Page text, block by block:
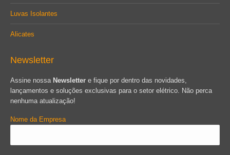
Luvas Isolantes
Alicates
Newsletter
Assine nossa Newsletter e fique por dentro das novidades,
lançamentos e soluções exclusivas para o setor elétrico. Não perca
nenhuma atualização!
Nome da Empresa